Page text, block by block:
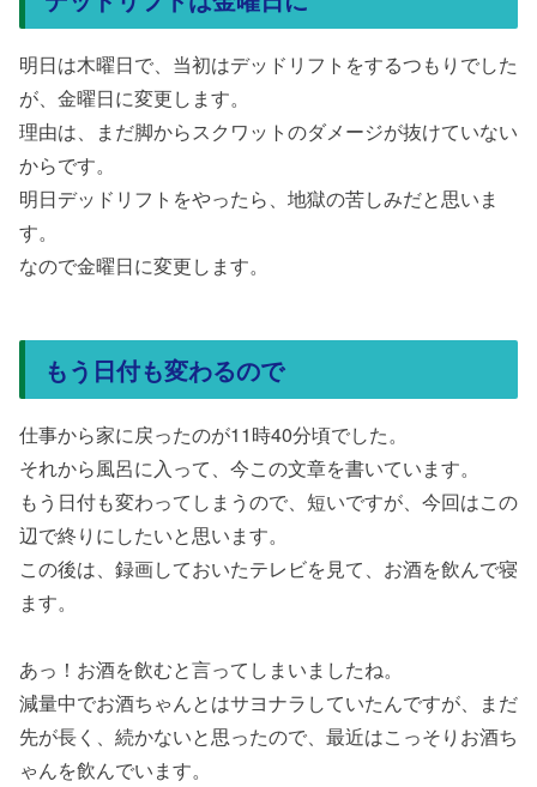
明日は木曜日で、当初はデッドリフトをするつもりでした
が、金曜日に変更します。
理由は、まだ脚からスクワットのダメージが抜けていない
からです。
明日デッドリフトをやったら、地獄の苦しみだと思いま
す。
なので金曜日に変更します。
もう日付も変わるので
仕事から家に戻ったのが11時40分頃でした。
それから風呂に入って、今この文章を書いています。
もう日付も変わってしまうので、短いですが、今回はこの
辺で終りにしたいと思います。
この後は、録画しておいたテレビを見て、お酒を飲んで寝
ます。
あっ！お酒を飲むと言ってしまいましたね。
減量中でお酒ちゃんとはサヨナラしていたんですが、まだ
先が長く、続かないと思ったので、最近はこっそりお酒ち
ゃんを飲んでいます。